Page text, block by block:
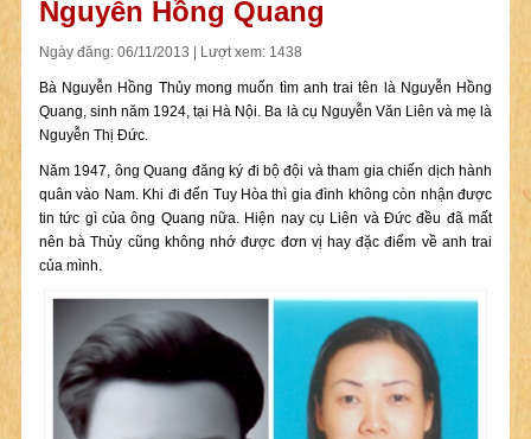
Nguyễn Hồng Quang
Ngày đăng: 06/11/2013 | Lượt xem: 1438
Bà Nguyễn Hồng Thủy mong muốn tìm anh trai tên là Nguyễn Hồng
Quang, sinh năm 1924, tại Hà Nội. Ba là cụ Nguyễn Văn Liên và mẹ là
Nguyễn Thị Đức.
Năm 1947, ông Quang đăng ký đi bộ đội và tham gia chiến dịch hành
quân vào Nam. Khi đi đến Tuy Hòa thì gia đình không còn nhận được
tin tức gì của ông Quang nữa. Hiện nay cụ Liên và Đức đều đã mất
nên bà Thủy cũng không nhớ được đơn vị hay đặc điểm về anh trai
của mình.